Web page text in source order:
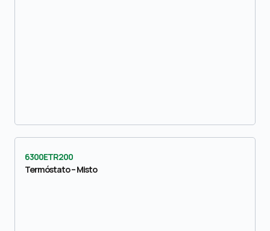
6300ETR200
Termóstato – Misto